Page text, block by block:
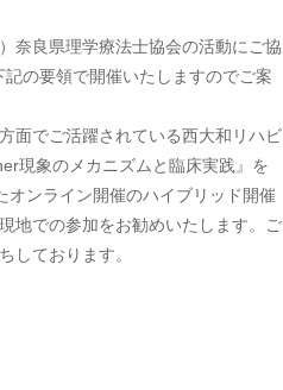
奈良県理学療法士協会の活動にご協
の要領で開催いたしますのでご案
面でご活躍されている西大和リハビ
現象のメカニズムと臨床実践』を
ンライン開催のハイブリッド開催
地での参加をお勧めいたします。ご
しております。